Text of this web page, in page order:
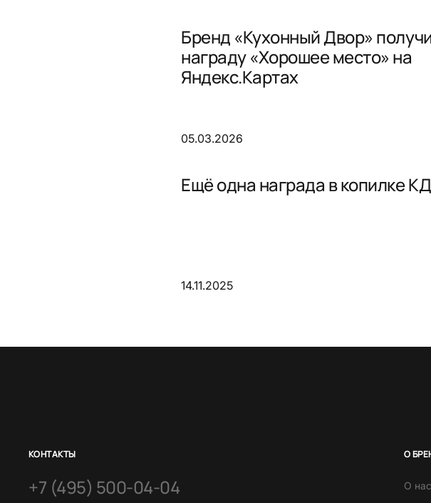
Бренд «Кухонный Двор»
награду «Хорошее место» на
Яндекс.Картах
05.03.2026
Ещё одна награда в копилке
14.11.2025
КОНТАКТЫ
+7 (495) 500-04-04
О
О нас